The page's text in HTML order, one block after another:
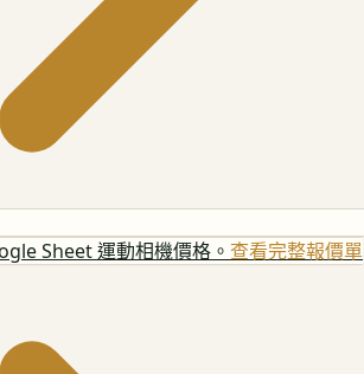
Sheet 運動相機價格。 查看完整報價單